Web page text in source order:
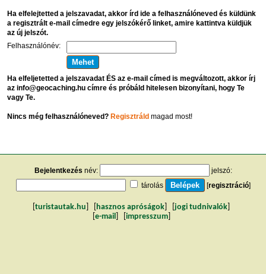
Ha elfelejtetted a jelszavadat, akkor írd ide a felhasználóneved és küldünk
a regisztrált e-mail címedre egy jelszókérő linket, amire kattintva küldjük
az új jelszót.
Felhasználónév:
Ha elfeljetetted a jelszavadat ÉS az e-mail címed is megváltozott, akkor írj
az info@geocaching.hu címre és próbáld hitelesen bizonyítani, hogy Te
vagy Te.
Nincs még felhasználóneved? Regisztráldmagad most!
Bejelentkezés név:
jelszó:
tárolás
[regisztráció]
turistautak.hu hasznos apróságok jogi tudnivalók
e-mail impresszum]